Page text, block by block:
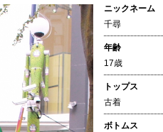
ニックネーム
千尋
年齢
17歳
トップス
古着
ボトムス